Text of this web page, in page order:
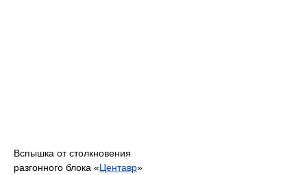
Вспышка от столкновения
разгонного блока «Центавр»